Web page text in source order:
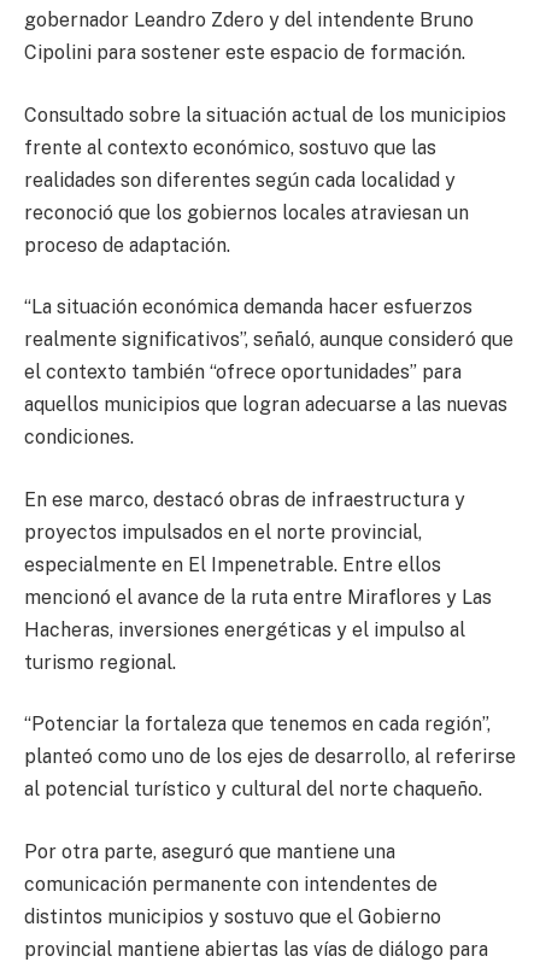
gobernador Leandro Zdero y del intendente Bruno
Cipolini para sostener este espacio de formación.
Consultado sobre la situación actual de los municipios
frente al contexto económico, sostuvo que las
realidades son diferentes según cada localidad y
reconoció que los gobiernos locales atraviesan un
proceso de adaptación.
“La situación económica demanda hacer esfuerzos
realmente significativos”, señaló, aunque consideró que
el contexto también “ofrece oportunidades” para
aquellos municipios que logran adecuarse a las nuevas
condiciones.
En ese marco, destacó obras de infraestructura y
proyectos impulsados en el norte provincial,
especialmente en El Impenetrable. Entre ellos
mencionó el avance de la ruta entre Miraflores y Las
Hacheras, inversiones energéticas y el impulso al
turismo regional.
“Potenciar la fortaleza que tenemos en cada región”,
planteó como uno de los ejes de desarrollo, al referirse
al potencial turístico y cultural del norte chaqueño.
Por otra parte, aseguró que mantiene una
comunicación permanente con intendentes de
distintos municipios y sostuvo que el Gobierno
provincial mantiene abiertas las vías de diálogo para